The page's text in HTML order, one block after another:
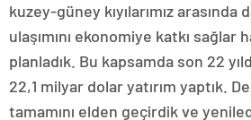
kuzey-güney kıyılarımız arasında
ulaşımını ekonomiye katkı sağlar
planladık. Bu kapsamda son 22
22,1 milyar dolar yatırım yaptık.
tamamını elden geçirdik ve